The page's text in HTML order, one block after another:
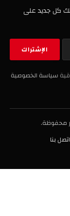
كل جديد على
سياسة الخصوصية
اتصل بنا